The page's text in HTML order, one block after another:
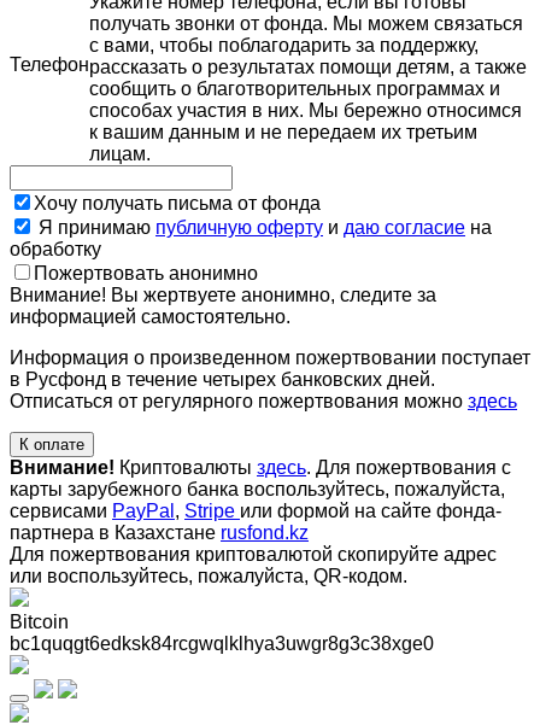
Телефон
получать звонки от фонда. Мы можем связаться
с вами, чтобы поблагодарить за поддержку,
рассказать о результатах помощи детям, а также
сообщить о благотворительных программах и
способах участия в них. Мы бережно относимся
к вашим данным и не передаем их третьим
лицам.
Хочу получать письма от фонда
Я принимаю публичную оферту и даю согласие на
обработку
Пожертвовать анонимно
Внимание! Вы жертвуете анонимно, следите за
информацией самостоятельно.
Информация о произведенном пожертвовании поступает
в Русфонд в течение четырех банковских дней.
Отписаться от регулярного пожертвования можно здесь
К оплате
Внимание! Криптовалюты здесь. Для пожертвования с
карты зарубежного банка воспользуйтесь, пожалуйста,
сервисами PayPal , Stripe или формой на сайте фонда-
партнера в Казахстане rusfond.kz
Для пожертвования криптовалютой скопируйте адрес
или воспользуйтесь, пожалуйста, QR-кодом.
Bitcoin
bc1quqgt6edksk84rcgwqlklhya3uwgr8g3c38xge0